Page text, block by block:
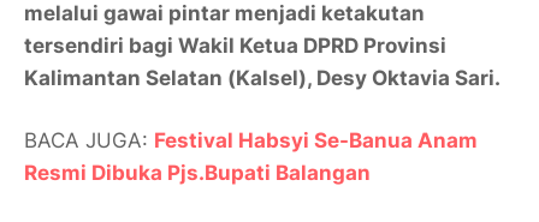
melalui gawai pintar menjadi ketakutan
tersendiri bagi Wakil Ketua DPRD Provinsi
Kalimantan Selatan (Kalsel), Desy Oktavia Sari.
BACA JUGA: Festival Habsyi Se-Banua Anam
Resmi Dibuka Pjs.Bupati Balangan